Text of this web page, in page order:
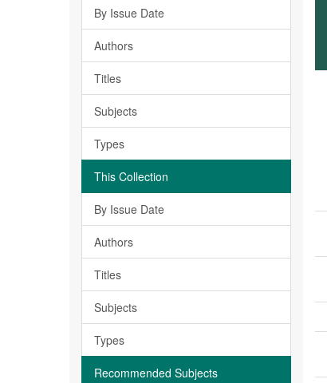
By Issue Date
Authors
Titles
Subjects
Types
This Collection
By Issue Date
Authors
Titles
Subjects
Types
Recommended Subjects